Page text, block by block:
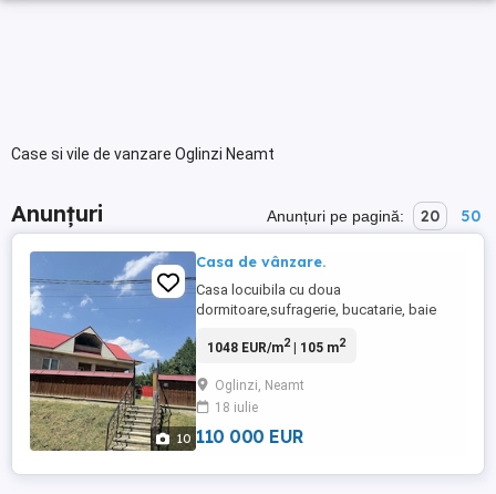
Case si vile de vanzare Oglinzi Neamt
Anunțuri Anunțuri pe pagină: 20 50
10
Casa de vânzare.
Casa locuibila cu doua
dormitoare,sufragerie, bucatarie, baie
lemne).Beci.Fantana proprie.Posibilitate
poarta)105 mp casa plus 900mp teren
arabil. Detalii
1048 EUR/m2| 105 m2
Oglinzi, Neamt
18 iulie
110 000 EUR